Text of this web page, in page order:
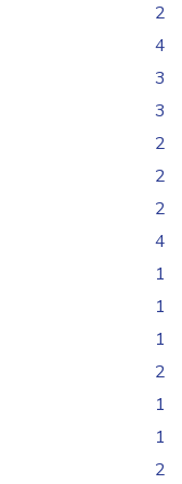
2
4
3
3
2
2
2
4
1
1
1
2
1
1
2